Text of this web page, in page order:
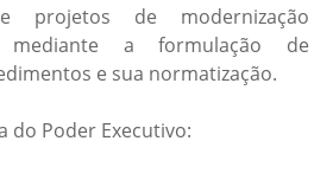
projetos de modernização
mediante a formulação de
e sua normatização.
do Poder Executivo: